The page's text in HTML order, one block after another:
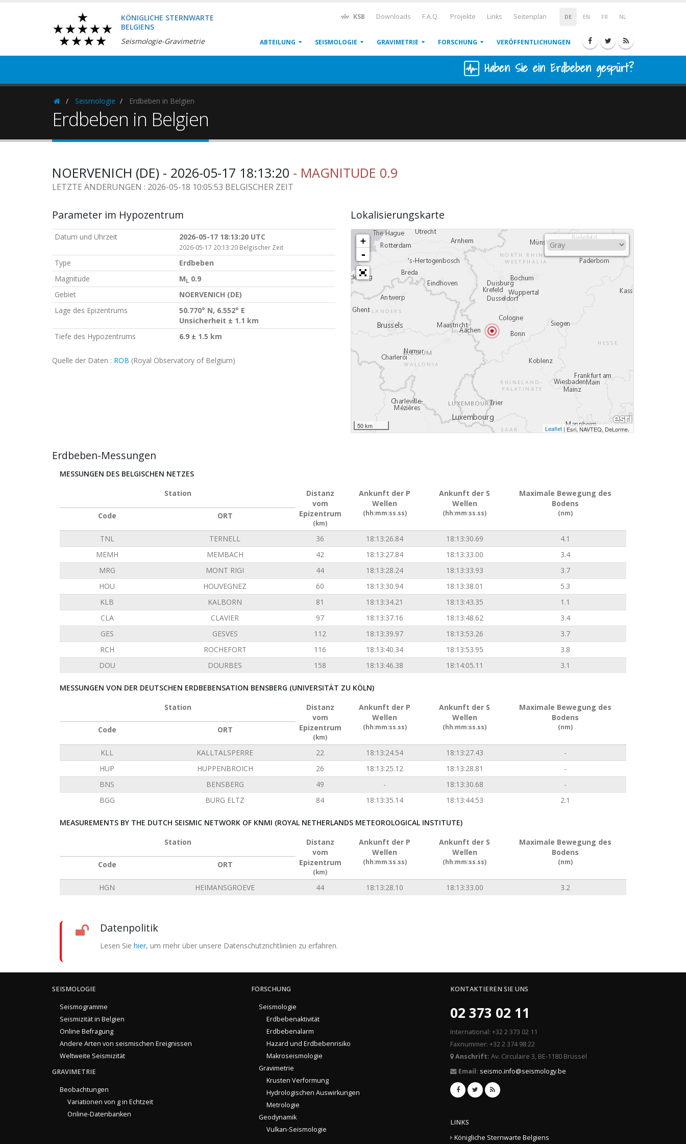
KÖNIGLICHE STERNWARTE
BELGIENS
Seismologie-Gravimetrie
DE EN FR NL
KSB Downloads F.A.Q. Projekte Links Seitenplan
ABTEILUNG SEISMOLOGIE GRAVIMETRIE FORSCHUNG VERÖFFENTLICHUNGEN
Haben Sie ein Erdbeben gespürt?
HomepageSeismologie Erdbeben in Belgien
Erdbeben in Belgien
NOERVENICH (DE) - 2026-05-17 18:13:20 - MAGNITUDE 0.9
LETZTE ÄNDERUNGEN : 2026-05-18 10:05:53 BELGISCHER ZEIT
Parameter im Hypozentrum
Datum und Uhrzeit 2026-05-17 18:13:20 UTC
2026-05-17 20:13:20 Belgischer Zeit
Type
Erdbeben
Magnitude
ML 0.9
Gebiet
NOERVENICH (DE)
Lage des Epizentrums
50.770° N, 6.552° E
Unsicherheit ± 1.1 km
Tiefe des Hypozentrums
6.9 ± 1.5 km
Quelle der Daten : ROB (Royal Observatory of Belgium)
Lokalisierungskarte
+
-
50 km Leaflet |Esri, NAVTEQ, DeLorme,
Erdbeben-Messungen
MESSUNGEN DES BELGISCHEN NETZES
Station
Distanz
vom
Epizentrum
(km)
Ankunft der P
Wellen
(hh:mm:ss.ss)
Ankunft der S
Wellen
(hh:mm:ss.ss)
Maximale Bewegung des
Bodens
(nm)
Code ORT
TNL TERNELL 36 18:13:26.84 18:13:30.69
4.1
MEMH
MEMBACH 42 18:13:27.84 18:13:33.00
3.4
MRG
MONT RIGI 44 18:13:28.24 18:13:33.93
3.7
HOU
HOUVEGNEZ 60 18:13:30.94 18:13:38.01
5.3
KLB
KALBORN 81 18:13:34.21 18:13:43.35
1.1
CLA
CLAVIER 97 18:13:37.16 18:13:48.62
3.4
GES
GESVES 112 18:13:39.97 18:13:53.26
3.7
RCH
ROCHEFORT 116 18:13:40.34 18:13:53.95
3.8
DOU
DOURBES 158 18:13:46.38 18:14:05.11 3.1
MESSUNGEN VON DER DEUTSCHEN ERDBEBENSATION BENSBERG (UNIVERSITÄT ZU KÖLN)
Station
Distanz
vom
Epizentrum
(km)
Ankunft der P
Wellen
(hh:mm:ss.ss)
Ankunft der S
Wellen
(hh:mm:ss.ss)
Maximale Bewegung des
Bodens
(nm)
Code ORT
KLL KALLTALSPERRE 22 18:13:24.54 18:13:27.43
-
HUP
HUPPENBROICH 26 18:13:25.12 18:13:28.81
-
BNS
BENSBERG 49 - 18:13:30.68
-
BGG
BURG ELTZ 84 18:13:35.14 18:13:44.53 2.1
MEASUREMENTS BY THE DUTCH SEISMIC NETWORK OF KNMI (ROYAL NETHERLANDS METEOROLOGICAL INSTITUTE)
Station
Distanz
vom
Epizentrum
(km)
Ankunft der P
Wellen
(hh:mm:ss.ss)
Ankunft der S
Wellen
(hh:mm:ss.ss)
Maximale Bewegung des
Bodens
(nm)
Code ORT
HGN HEIMANSGROEVE 44 18:13:28.10 18:13:33.00 3.2
Datenpolitik
Lesen Sie hier, um mehr über unsere Datenschutzrichtlinien zu erfahren.
SEISMOLOGIE
Seismogramme
Seismizität in Belgien
Online Befragung
Andere Arten von seismischen Ereignissen
Weltweite Seismizität
GRAVIMETRIE
Beobachtungen
Variationen von g in Echtzeit
Online-Datenbanken
FORSCHUNG
Seismologie
Erdbebenaktivität
Erdbebenalarm
Hazard und Erdbebenrisiko
Makroseismologie
Gravimetrie
Krusten Verformung
Hydrologischen Auswirkungen
Metrologie
Geodynamik
Vulkan-Seismologie
KONTAKTIEREN SIE UNS
02 373 02 11
International: +32 2 373 02 11
Faxnummer: +32 2 374 98 22
Anschrift: Av. Circulaire 3, BE-1180 Brüssel
Email: seismo.info@seismology.be
LINKS
Königliche Sternwarte Belgiens